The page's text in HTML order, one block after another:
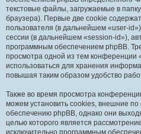
текстовые файлы, загружаемые в
браузера). Первые две cookie
пользователя (в дальнейшем «user-
сессии (в дальнейшем «session-id»),
программным обеспечением phpBB.
просмотра одной из тем
использоваться для хранения
повышая таким образом удобство
Также во время просмотра
можем установить cookies, внешние
обеспечению phpBB, однако они
целью которого является
исключительно программным